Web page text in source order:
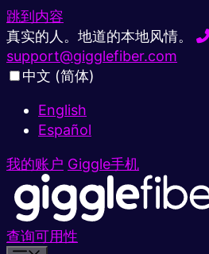
跳到内容
真实的人。地道的本地风情。
support@gigglefiber.com
中文 (简体)
English
Español
我的账户 Giggle手机
查询可用性